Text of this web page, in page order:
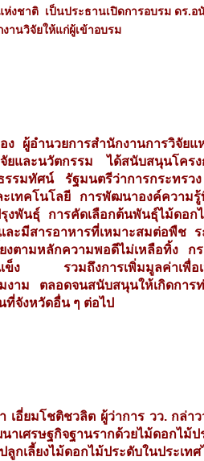
ห่งชาติ เป็นประธานเปิดการอบรม ดร.
านวิจัยให้แก่ผู้เข้าอบรม
ง ผู้อำนวยการสำนักงานการวิจัย
ยและนวัตกรรม ได้สนับสนุนโคร
รรมทัศน์ รัฐมนตรีว่าการกระทร
เทคโนโลยี การพัฒนาองค์ควา
งพันธุ์ การคัดเลือกต้นพันธุ์ไม้ดอก
ะมีสารอาหารที่เหมาะสมต่อพืช ร
งตามหลักความพอดีไม่เหลือทิ้ง ก
แข็ง รวมถึงการเพิ่มมูลค่าเพื่อ
งาม ตลอดจนสนับสนุนให้เกิดการ
ที่จังหวัดอื่น ๆ ต่อไป
เอี่ยมโชติชวลิต ผู้ว่าการ วว. กล่
าเศรษฐกิจฐานรากด้วยไม้ดอกไม้
กเลี้ยงไม้ดอกไม้ประดับในประเ